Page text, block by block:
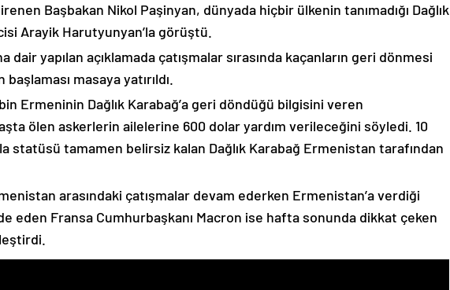
Başbakan Nikol Paşinyan, dünyada hiçbir ülkenin tanımadığı Dağlık
Arayik Harutyunyan’la görüştü.
dair yapılan açıklamada çatışmalar sırasında kaçanların geri dönmesi
masaya yatırıldı.
Ermeninin Dağlık Karabağ’a geri döndüğü bilgisini veren
ölen askerlerin ailelerine 600 dolar yardım verileceğini söyledi. 10
statüsü tamamen belirsiz kalan Dağlık Karabağ Ermenistan tarafından
arasındaki çatışmalar devam ederken Ermenistan’a verdiği
eden Fransa Cumhurbaşkanı Macron ise hafta sonunda dikkat çeken